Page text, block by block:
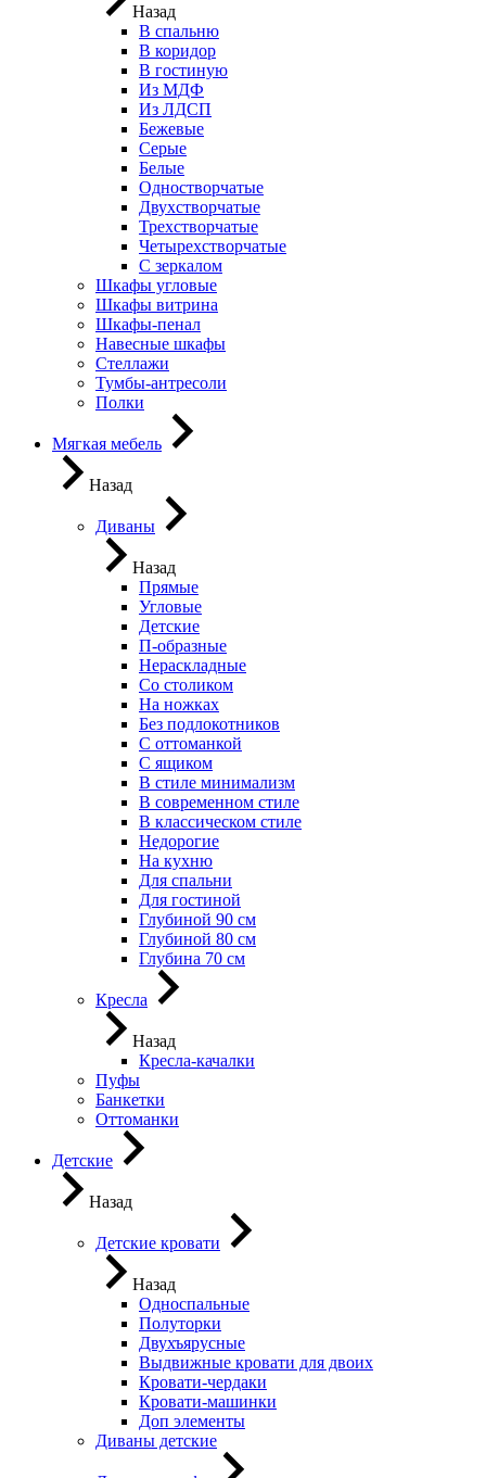
Назад
В спальню
В коридор
В гостиную
Из МДФ
Из ЛДСП
Бежевые
Серые
Белые
Одностворчатые
Двухстворчатые
Трехстворчатые
Четырехстворчатые
С зеркалом
Шкафы угловые
Шкафы витрина
Шкафы-пенал
Навесные шкафы
Стеллажи
Тумбы-антресоли
Полки
Мягкая мебель
Назад
Диваны
Назад
Прямые
Угловые
Детские
П-образные
Нераскладные
Со столиком
На ножках
Без подлокотников
С оттоманкой
С ящиком
В стиле минимализм
В современном стиле
В классическом стиле
Недорогие
На кухню
Для спальни
Для гостиной
Глубиной 90 см
Глубиной 80 см
Глубина 70 см
Кресла
Назад
Кресла-качалки
Пуфы
Банкетки
Оттоманки
Детские
Назад
Детские кровати
Назад
Односпальные
Полуторки
Двухъярусные
Выдвижные кровати для двоих
Кровати-чердаки
Кровати-машинки
Доп элементы
Диваны детские